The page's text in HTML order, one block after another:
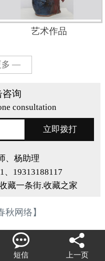
艺术作品
多 —
咨询
consultation
立即拨打
、杨助理
19313188117
藏一条街.收藏之家
秋网络】

短信

上一页